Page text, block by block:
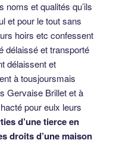
et aboutant d’un
pour enseigne le
où de présent se
Baraultz et d’autre
de Saint Aubin
transportent tant en
auxdits
qui leur peult